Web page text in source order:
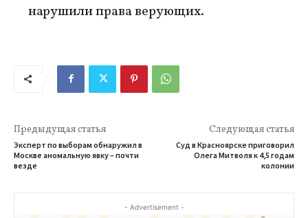
нарушили права верующих.
Предыдущая статья
Эксперт по выборам обнаружил в
Москве аномальную явку – почти
везде
Следующая статья
Суд в Красноярске приговорил
Олега Митволя к 4,5 годам
колонии
- Advertisement -